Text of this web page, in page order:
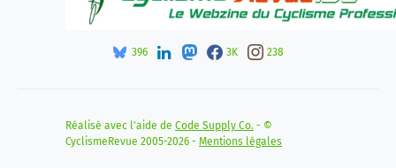
396 3K 238
Réalisé avec l'aide de Code Supply Co. - ©
CyclismeRevue 2005-2026 - Mentions légales